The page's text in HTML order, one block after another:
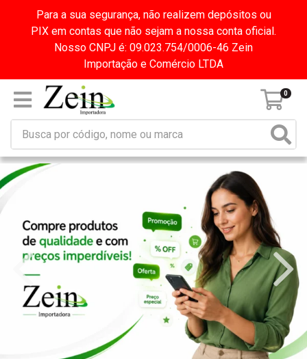
Para a sua segurança, não realizem depósitos ou
PIX em contas que não sejam a nossa conta oficial.
Nosso CNPJ é: 09.023.754/0006-46 Zein
Importação e Comércio LTDA
0